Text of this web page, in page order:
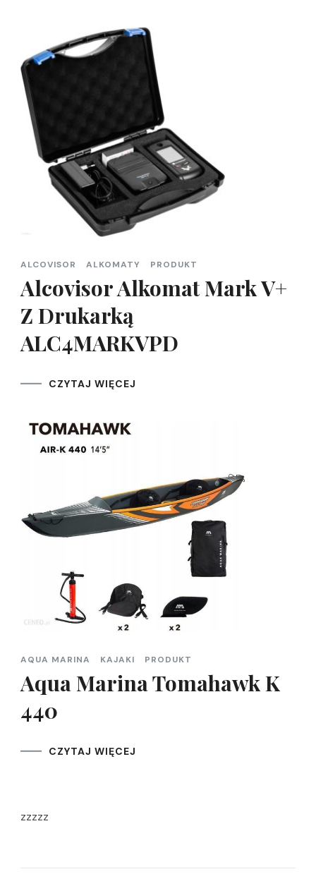
ALCOVISOR ALKOMATY PRODUKT
Alcovisor Alkomat Mark V+
Z Drukarką
ALC4MARKVPD
CZYTAJ WIĘCEJ
AQUA MARINA KAJAKI PRODUKT
Aqua Marina Tomahawk K
440
CZYTAJ WIĘCEJ
zzzzz